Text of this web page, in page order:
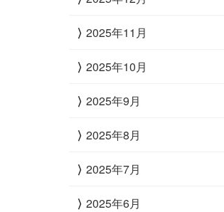
2025年11月
2025年10月
2025年9月
2025年8月
2025年7月
2025年6月